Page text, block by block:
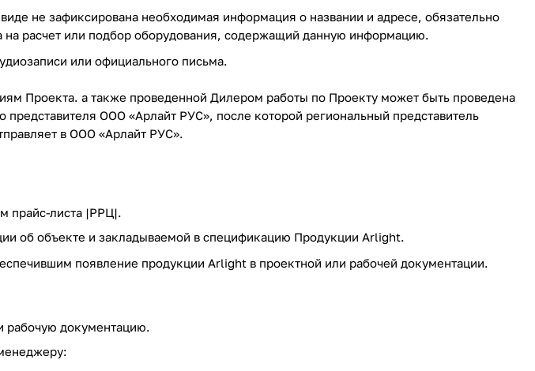
не зафиксирована необходимая информация о названии и адресе, обязательно
на расчет или подбор оборудования, содержащий данную информацию.
или официального письма.
Проекта. а также проведенной Дилером работы по Проекту может быть проведена
представителя ООО «Арлайт РУС», после которой региональный представитель
в ООО «Арлайт РУС».
прайс-листа |РРЦ|.
об объекте и закладываемой в спецификацию Продукции Arlight.
появление продукции Arlight в проектной или рабочей документации.
рабочую документацию.